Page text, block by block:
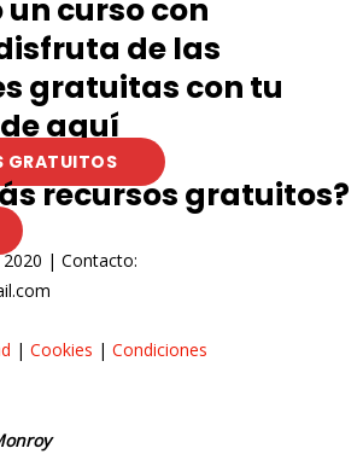
un curso con
de las
gratuitas con tu
aquí
GRATUITOS
recursos gratuitos?
| Contacto:
| Cookies | Condiciones